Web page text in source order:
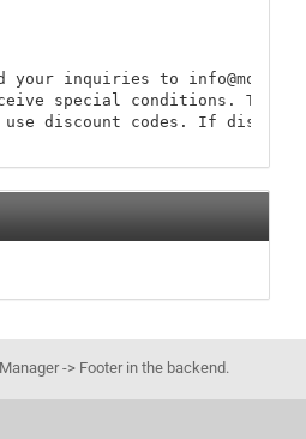
your inquiries to
special conditions.
discount codes. If discount
-> Footer in the backend.